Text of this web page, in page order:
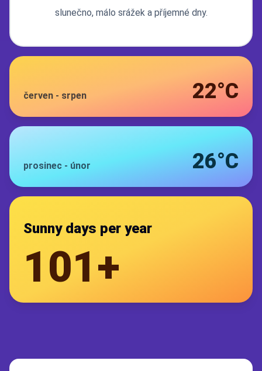
slunečno, málo srážek a příjemné dny.
červen - srpen 22°C
prosinec - únor 26°C
Sunny days per year
101+